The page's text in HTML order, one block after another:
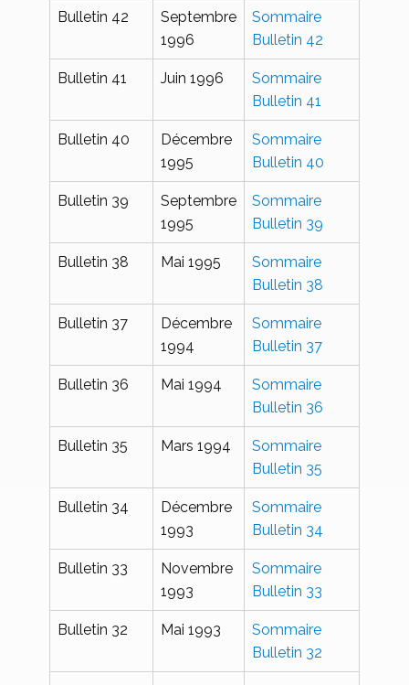
Bulletin 42
Septembre
1996
Sommaire
Bulletin 42
Bulletin 41 Juin 1996
Sommaire
Bulletin 41
Bulletin 40
Décembre
1995
Sommaire
Bulletin 40
Bulletin 39
Septembre
1995
Sommaire
Bulletin 39
Bulletin 38 Mai 1995
Sommaire
Bulletin 38
Bulletin 37
Décembre
1994
Sommaire
Bulletin 37
Bulletin 36 Mai 1994
Sommaire
Bulletin 36
Bulletin 35 Mars 1994
Sommaire
Bulletin 35
Bulletin 34
Décembre
1993
Sommaire
Bulletin 34
Bulletin 33
Novembre
1993
Sommaire
Bulletin 33
Bulletin 32 Mai 1993
Sommaire
Bulletin 32